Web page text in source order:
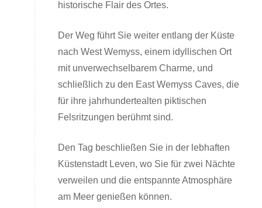
historische Flair des Ortes.
Der Weg führt Sie weiter entlang der Küste
nach West Wemyss, einem idyllischen Ort
mit unverwechselbarem Charme, und
schließlich zu den East Wemyss Caves, die
für ihre jahrhundertealten piktischen
Felsritzungen berühmt sind.
Den Tag beschließen Sie in der lebhaften
Küstenstadt Leven, wo Sie für zwei Nächte
verweilen und die entspannte Atmosphäre
am Meer genießen können.